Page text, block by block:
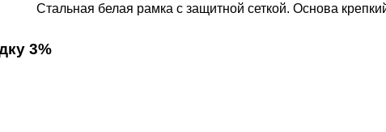
Стальная белая рамка с защитной сеткой. Основа
3%